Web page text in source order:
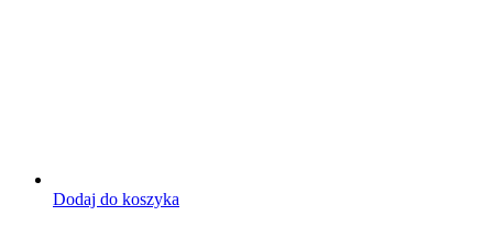
Dodaj do koszyka